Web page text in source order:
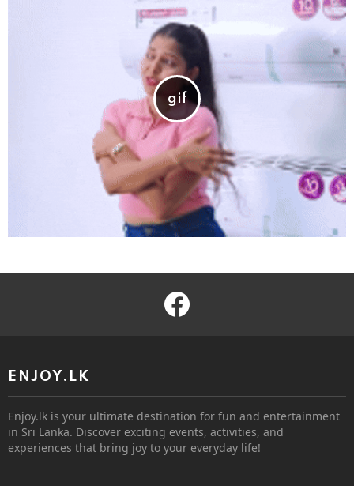
facebook
ENJOY.LK
Enjoy.lk is your ultimate destination for fun and entertainment
in Sri Lanka. Discover exciting events, activities, and
experiences that bring joy to your everyday life!